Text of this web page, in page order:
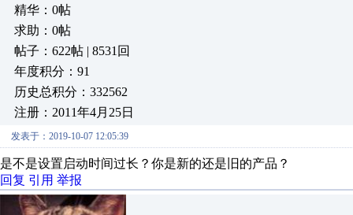
精华：0帖
求助：0帖
帖子：622帖 | 8531回
年度积分：91
历史总积分：332562
注册：2011年4月25日
发表于：2019-10-07 12:05:39
是不是设置启动时间过长？你是新的还是旧的产品？
回复 引用 举报